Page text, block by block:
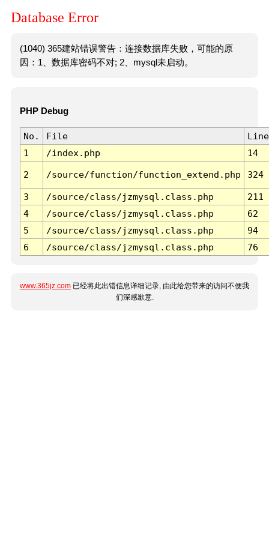
Database Error
(1040) 365建站错误警告：连接数据库失败，可能的原
因：1、数据库密码不对; 2、mysql未启动。
PHP Debug
No. File
Line
1
/index.php 14
2 /source/function/function_extend.php 324
3 /source/class/jzmysql.class.php
211
4
/source/class/jzmysql.class.php
62
5
/source/class/jzmysql.class.php
94
6
/source/class/jzmysql.class.php 76
www.365jz.com 已经将此出错信息详细记录, 由此给您带来的访问不便我
们深感歉意.